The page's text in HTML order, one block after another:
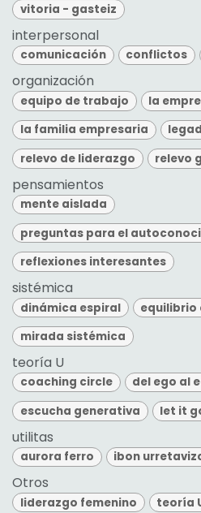
vitoria - gasteiz
interpersonal
comunicación conflictos
organización
equipo de trabajo
la
la familia empresaria
relevo de liderazgo
relevo
pensamientos
mente aislada
preguntas para el
reflexiones interesantes
sistémica
dinámica espiral
equilibrio
mirada sistémica
teoría U
coaching circle del ego al
escucha generativa
let it
utilitas
aurora ferro ibon
Otros
liderazgo femenino
teoría